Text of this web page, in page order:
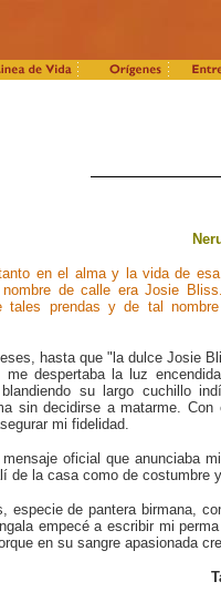
en el alma y la vida de
de calle era Josie
tales prendas y de tal
hasta que "la dulce Josie
despertaba la luz
su largo cuchillo
sin decidirse a matarme.
mi fidelidad.
oficial que anunciaba
de la casa como de costumbre
especie de pantera birmana,
empecé a escribir mi
en su sangre apasionada